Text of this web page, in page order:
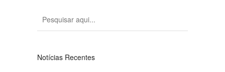
Notícias Recentes